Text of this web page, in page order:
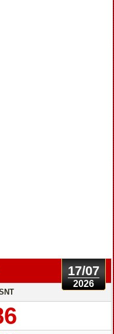
17/07
2026